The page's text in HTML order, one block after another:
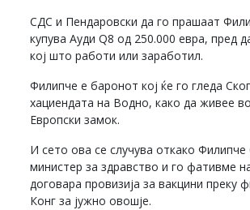
СДС и Пендаровски да го прашаат
купува Ауди Q8 од 250.000 евра, пред
кој што работи или заработил.
Филипче е баронот кој ќе го гледа
хациендата на Водно, како да живее
Европски замок.
И сето ова се случува откако
министер за здравство и го фативме
договара провизија за вакцини преку
Конг за јужно овошје.